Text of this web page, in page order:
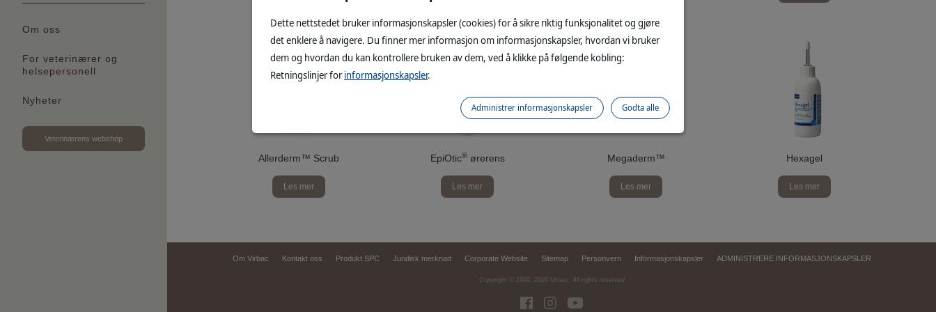
Om oss
For veterinærer og
helsepersonell
Nyheter
Veterinærens webshop
Allerderm™ Scrub
Les mer
EpiOtic®ørerens
Les mer
Megaderm™
Les mer
Hexagel
Les mer
Om Virbac Kontakt oss Produkt SPC Juridisk merknad Corporate Website Sitemap Personvern Informasjonskapsler ADMINISTRERE INFORMASJONSKAPSLER
Copyright © 1999, 2026 Virbac. All rights reserved
Dette nettstedet bruker informasjonskapsler (cookies) for å sikre riktig funksjonalitet og gjøre
det enklere å navigere. Du finner mer informasjon om informasjonskapsler, hvordan vi bruker
dem og hvordan du kan kontrollere bruken av dem, ved å klikke på følgende kobling:
Retningslinjer forinformasjonskapsler.
Godta alle
Administrer informasjonskapsler